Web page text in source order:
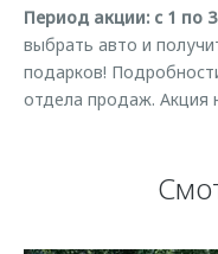
Калькулятор трейд-ин
Запчасти
Период акции: с 1 по
выбрать авто и
подарков!
отдела продаж. Акция